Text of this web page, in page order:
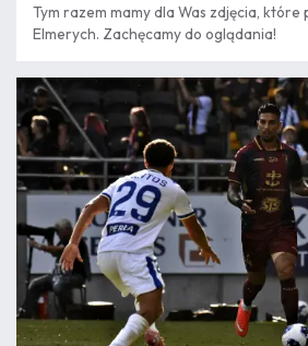
Tym razem mamy dla Was zdjęcia,
Elmerych. Zachęcamy do oglądania!
08.08
22:47